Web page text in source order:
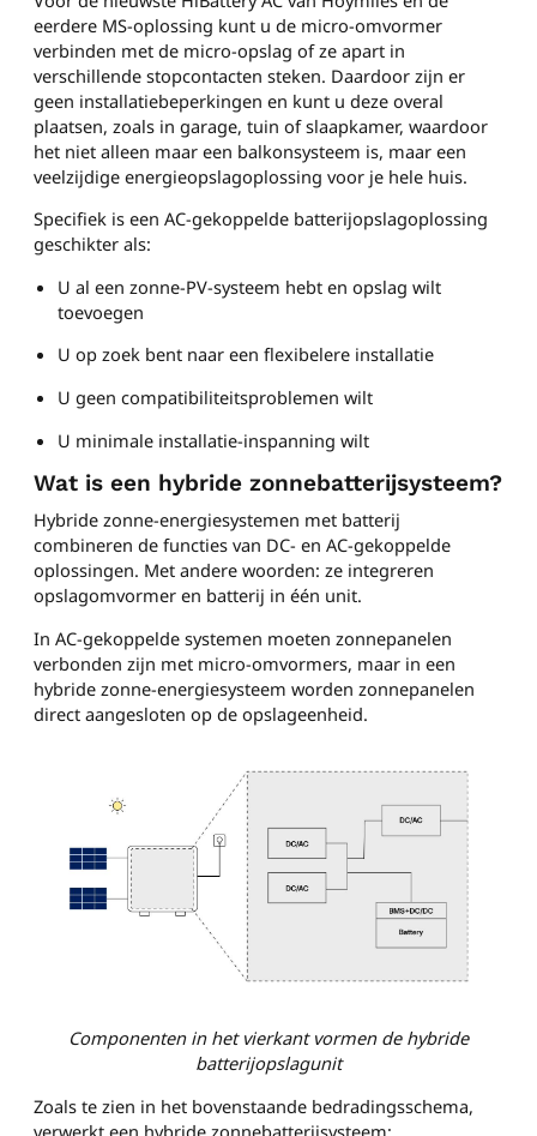
eerdere MS-oplossing kunt u de micro-omvormer
verbinden met de micro-opslag of ze apart in
verschillende stopcontacten steken. Daardoor zijn er
geen installatiebeperkingen en kunt u deze overal
plaatsen, zoals in garage, tuin of slaapkamer, waardoor
het niet alleen maar een balkonsysteem is, maar een
veelzijdige energieopslagoplossing voor je hele huis.
Specifiek is een AC-gekoppelde batterijopslagoplossing
geschikter als:
U al een zonne-PV-systeem hebt en opslag wilt
toevoegen
U op zoek bent naar een flexibelere installatie
U geen compatibiliteitsproblemen wilt
U minimale installatie-inspanning wilt
Wat is een hybride zonnebatterijsysteem?
Hybride zonne-energiesystemen met batterij
combineren de functies van DC- en AC-gekoppelde
oplossingen. Met andere woorden: ze integreren
opslagomvormer en batterij in één unit.
In AC-gekoppelde systemen moeten zonnepanelen
verbonden zijn met micro-omvormers, maar in een
hybride zonne-energiesysteem worden zonnepanelen
direct aangesloten op de opslageenheid.
Componenten in het vierkant vormen de hybride
batterijopslagunit
Zoals te zien in het bovenstaande bedradingsschema,
verwerkt een hybride zonnebatterijsysteem: